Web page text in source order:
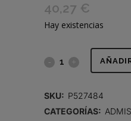
40,27 €
Hay existencias
FILTRO
SKU: P527484
CATEGORÍAS: